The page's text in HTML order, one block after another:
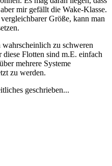
mir gefällt die Wake-Klasse.
Größe, kann man
zu schweren
diese Flotten sind m.E. einfach
mehrere Systeme
zu werden.
geschrieben...